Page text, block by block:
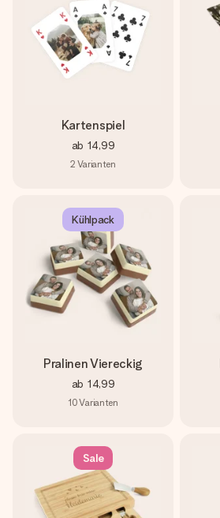
Kartenspiel
ab 14,99
2 Varianten
Kühlpack
Pralinen Viereckig
ab 14,99
10Varianten
Sale